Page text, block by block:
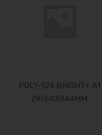
POLY-124 BRIGHT+ A1
2976X3844MM